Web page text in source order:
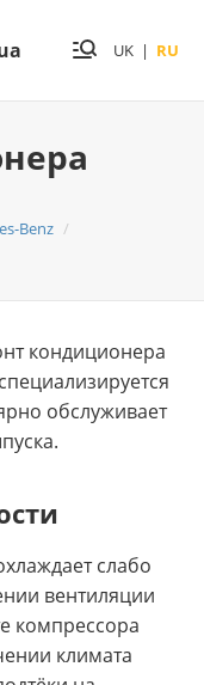
UK | RU
Benz
кондиционера
обслуживает
слабо
вентиляции
компрессора
климата